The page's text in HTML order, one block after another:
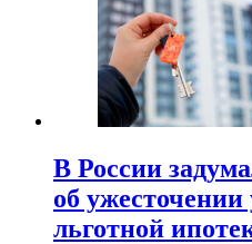
В России
об
льготной